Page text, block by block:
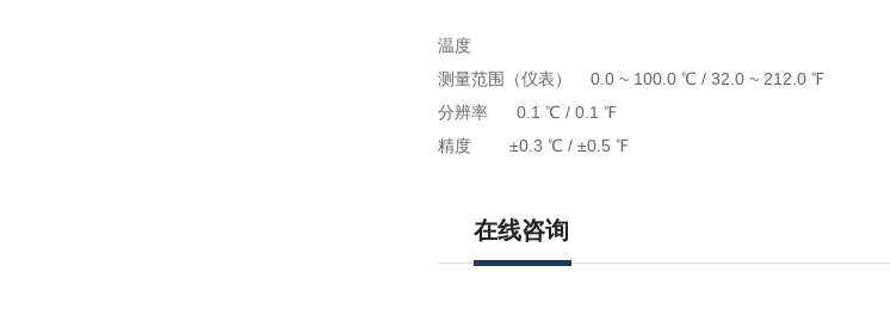
温度
测量范围（仪表） 0.0 ~ 100.0 ℃ / 32.0 ~ 212.0 ℉
分辨率 0.1 ℃ / 0.1 ℉
精度 ±0.3 ℃ / ±0.5 ℉
在线咨询